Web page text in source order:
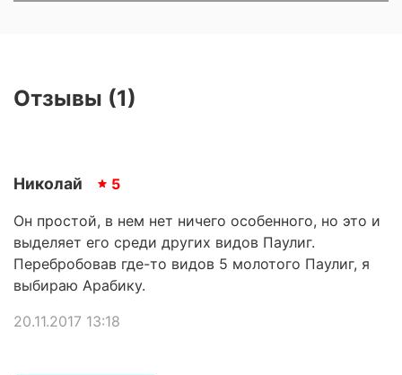
Отзывы (1)
Николай 5
Он простой, в нем нет ничего особенного, но это и
выделяет его среди других видов Паулиг.
Перебробовав где-то видов 5 молотого Паулиг, я
выбираю Арабику.
20.11.2017 13:18